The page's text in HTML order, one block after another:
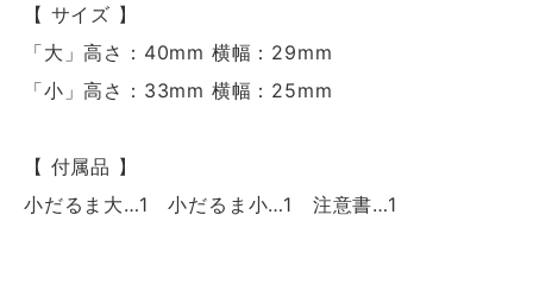
【 サイズ 】
「大」高さ：40mm 横幅：29mm
「小」高さ：33mm 横幅：25mm
【 付属品 】
小だるま大…1 小だるま小…1 注意書…1